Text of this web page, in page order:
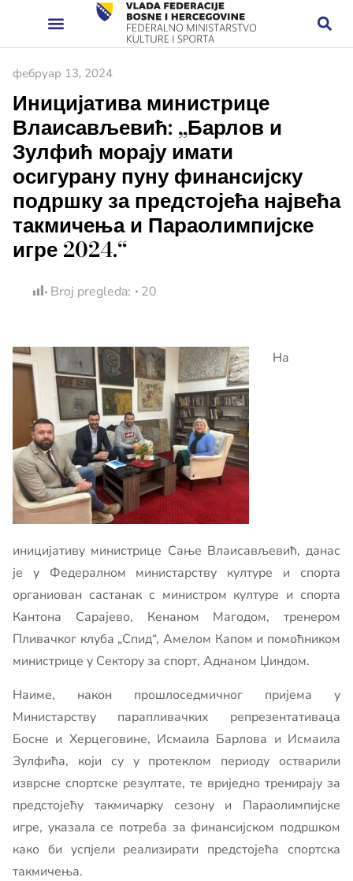
фебруар 13, 2024
Иницијатива министрице
Влаисављевић: „Барлов и
Зулфић морају имати
осигурану пуну финансијску
подршку за предстојећа највећа
такмичења и Параолимпијске
игре 2024.“
Broj pregleda: 20
На
иницијативу министрице Сање Влаисављевић, данас
је у Федералном министарству културе и спорта
органиован састанак с министром културе и спорта
Кантона Сарајево, Кенаном Магодом, тренером
Пливачког клуба „Спид“, Амелом Капом и помоћником
министрице у Сектору за спорт, Аднаном Џиндом.
Наиме, након прошлоседмичног пријема у
Министарству парапливачких репрезентативаца
Босне и Херцеговине, Исмаила Барлова и Исмаила
Зулфића, који су у протеклом периоду остварили
изврсне спортске резултате, те вриједно тренирају за
предстојећу такмичарку сезону и Параолимпијске
игре, указала се потреба за финансијском подршком
како би успјели реализирати предстојећа спортска
такмичења.